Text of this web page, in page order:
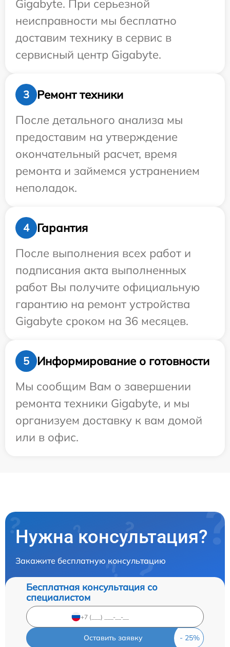
Gigabyte. При серьезной
неисправности мы бесплатно
доставим технику в сервис в
сервисный центр Gigabyte.
3
Ремонт техники
После детального анализа мы
предоставим на утверждение
окончательный расчет, время
ремонта и займемся устранением
неполадок.
4
Гарантия
После выполнения всех работ и
подписания акта выполненных
работ Вы получите официальную
гарантию на ремонт устройства
Gigabyte сроком на 36 месяцев.
5
Информирование о готовности
Мы сообщим Вам о завершении
ремонта техники Gigabyte, и мы
организуем доставку к вам домой
или в офис.
Нужна консультация?
Закажите бесплатную консультацию
Бесплатная консультация со
специалистом
Оставить заявку